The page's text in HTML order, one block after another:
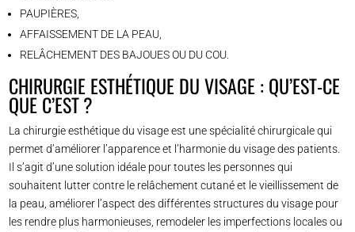
PAUPIÈRES,
AFFAISSEMENT DE LA PEAU,
RELÂCHEMENT DES BAJOUES OU DU COU.
CHIRURGIE ESTHÉTIQUE DU VISAGE : QU’EST-CE
QUE C’EST ?
La chirurgie esthétique du visage est une spécialité chirurgicale qui
permet d’améliorer l’apparence et l’harmonie du visage des patients.
Il s’agit d’une solution idéale pour toutes les personnes qui
souhaitent lutter contre le relâchement cutané et le vieillissement de
la peau, améliorer l’aspect des différentes structures du visage pour
les rendre plus harmonieuses, remodeler les imperfections locales ou